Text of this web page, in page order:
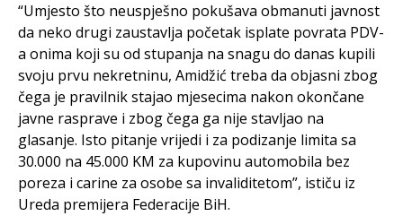
“Umjesto što neuspješno pokušava obmanuti javnost
da neko drugi zaustavlja početak isplate povrata PDV-
a onima koji su od stupanja na snagu do danas kupili
svoju prvu nekretninu, Amidžić treba da objasni zbog
čega je pravilnik stajao mjesecima nakon okončane
javne rasprave i zbog čega ga nije stavljao na
glasanje. Isto pitanje vrijedi i za podizanje limita sa
30.000 na 45.000 KM za kupovinu automobila bez
poreza i carine za osobe sa invaliditetom”, ističu iz
Ureda premijera Federacije BiH.